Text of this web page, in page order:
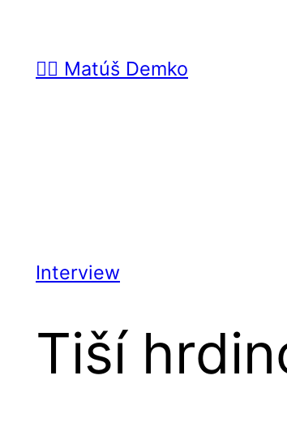
obsah
🙋‍♂️ Matúš Demko
Interview
Tiší